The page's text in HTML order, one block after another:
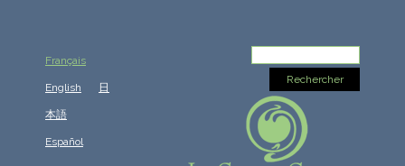
Français
English 日
本語
Español